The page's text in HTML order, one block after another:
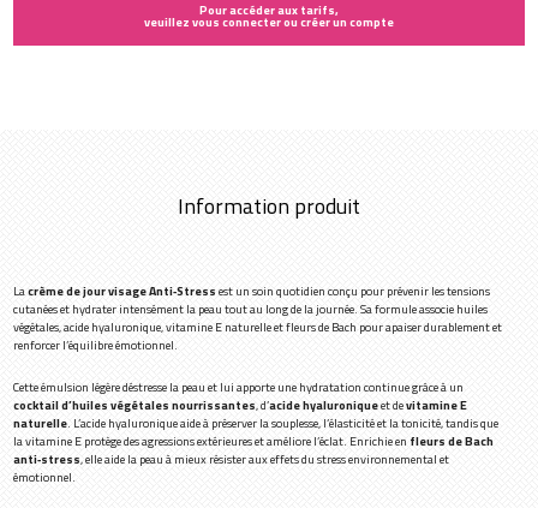
Pour accéder aux tarifs,
veuillez vous connecter ou créer un compte
Information produit
Lacrème de jour visage Anti‑Stressest un soin quotidien conçu pour prévenir les tensions
cutanées et hydrater intensément la peau tout au long de la journée. Sa formule associe huiles
végétales, acide hyaluronique, vitamine E naturelle et fleurs de Bach pour apaiser durablement et
renforcer l’équilibre émotionnel.
Cette émulsion légère déstresse la peau et lui apporte une hydratation continue grâce à un
cocktail d’huiles végétales nourrissantes, d’acide hyaluroniqueet devitamine E
naturelle. L’acide hyaluronique aide à préserver la souplesse, l’élasticité et la tonicité, tandis que
la vitamine E protège des agressions extérieures et améliore l’éclat. Enrichie en fleurs de Bach
anti‑stress, elle aide la peau à mieux résister aux effets du stress environnemental et
émotionnel.